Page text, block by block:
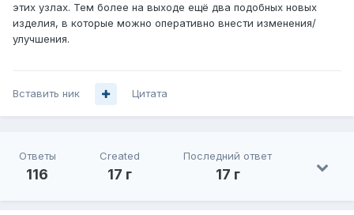
этих узлах. Тем более на выходе ещё два подобных новых
изделия, в которые можно оперативно внести изменения/
улучшения.
Вставить ник Цитата
Ответы
116
Created
17 г
Последний ответ
17 г